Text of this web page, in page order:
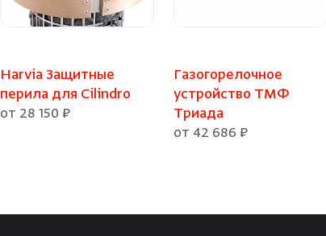
Harvia Защитные
перила для Cilindro
от 28 150 ₽
Газогорелочное
устройство ТМФ
Триада
от 42 686 ₽